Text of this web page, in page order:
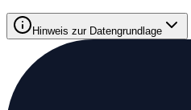
Hinweis zur Datengrundlage